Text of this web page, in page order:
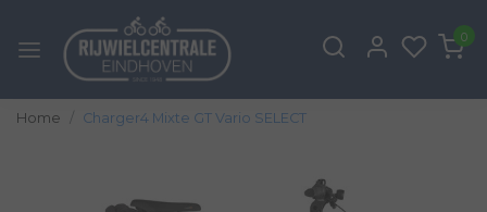
0
Home Charger4 Mixte GT Vario SELECT